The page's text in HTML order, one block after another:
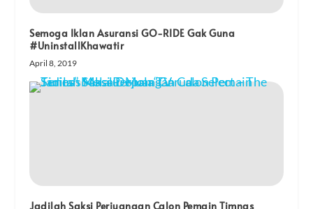
Semoga Iklan Asuransi GO-RIDE Gak Guna
#UninstallKhawatir
April 8, 2019
Jadilah Saksi Perjuangan Calon Pemain Timnas